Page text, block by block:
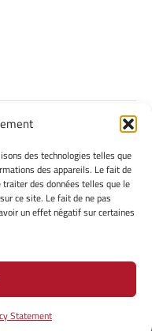
des technologies telles que
des appareils. Le fait de
des données telles que le
ce site. Le fait de ne pas
un effet négatif sur certaines
Statement
@ 2026
Europe